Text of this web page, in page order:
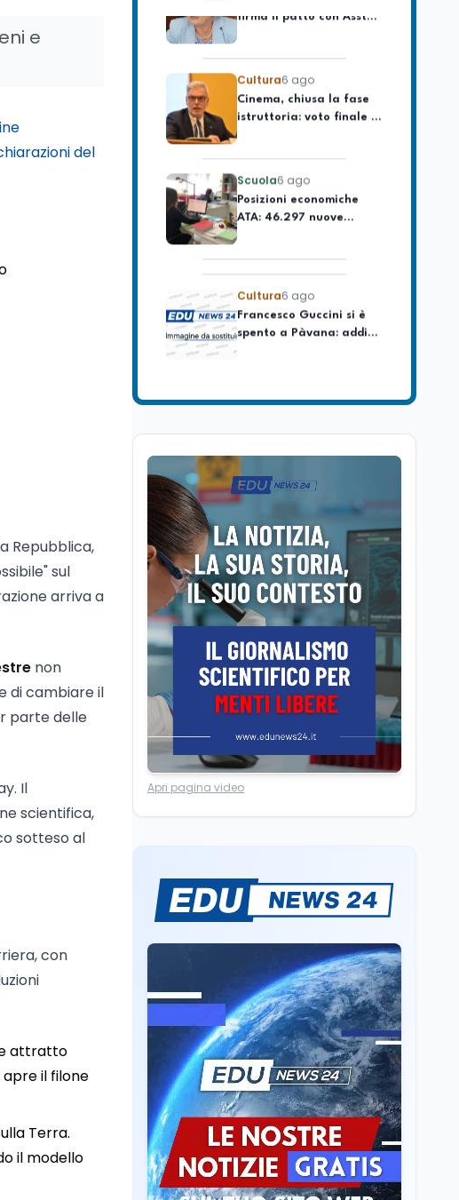
e
del
Repubblica,
sul
arriva a
non
di cambiare il
parte delle
Il
scientifica,
sotteso al
con
attratto
il filone
Terra.
il modello
piattaforma, in
l'Inps, per l'incontro tra
domanda e offerta di
lavoro
Cinema, chiusa la fase
istruttoria: voto finale il
9 settembre in Aula. La
Posizioni economiche
Francesco Guccini si è
spento a Pàvana: addio
Maestrone: addio a
La ministra Calderone
firma il patto con Asstel
per il rilancio del Siisl,
piattaforma, in
collaborazione con
l'Inps, per l'incontro tra
domanda e offerta di
lavoro
Cultura6 ago
Cinema, chiusa la fase
istruttoria: voto finale il
9 settembre in Aula. La
soddisfazione di
Mollicone
Scuola6 ago
ATA: 46.297 nuove
4.150 euro
Cultura6 ago
Francesco Guccini si è
Se n'è andato il
Maestrone: addio a
l'ultimo cantore di una
generazione ribelle
Lavoro6 ago
La ministra Calderone
firma il patto con Asstel
per il rilancio del Siisl,
piattaforma, in
collaborazione con
l'Inps, per l'incontro tra
domanda e offerta di
lavoro
Cultura6 ago
Cinema, chiusa la fase
istruttoria: voto finale il
9 settembre in Aula. La
soddisfazione di
Mollicone
Scuola6 ago
Posizioni economiche
Apri pagina video